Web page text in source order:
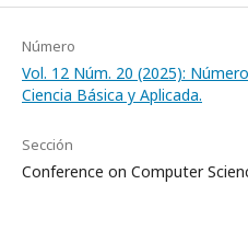
Número
Vol. 12 Núm. 20 (2025):
Ciencia Básica y Aplicada.
Sección
Conference on Computer